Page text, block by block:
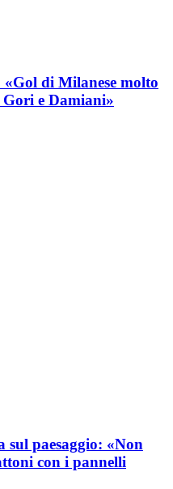
«Gol di Milanese molto
e Damiani»
sul paesaggio: «Non
con i pannelli